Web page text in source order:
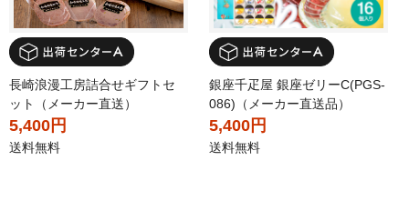
長崎浪漫工房詰合せギフトセ
ット（メーカー直送）
5,400円
送料無料
銀座千疋屋 銀座ゼリーC(PGS-
086)（メーカー直送品）
5,400円
送料無料